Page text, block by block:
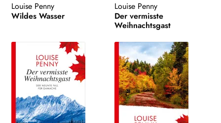
Louise Penny
Wildes Wasser
Louise Penny
Der vermisste
Weihnachtsgast